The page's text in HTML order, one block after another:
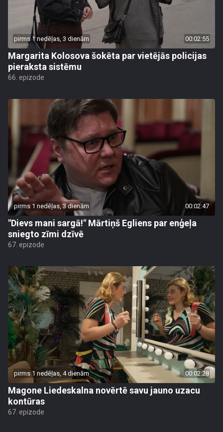
pirms 1 nedēļas, 3 dienām 00:02:55
Margarita Kolosova šokēta par vietējās policijas
pieraksta sistēmu
66. epizode
pirms 1 nedēļas, 3 dienām 00:02:47
"Dievs mani sargā!" Mārtiņš Egliens par enģeļa
sniegto zīmi dzīvē
67. epizode
pirms 1 nedēļas, 4 dienām 00:02:28
Magone Liedeskalna novērtē savu jauno uzacu
kontūras
67. epizode